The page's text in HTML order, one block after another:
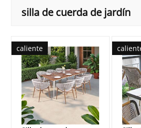
silla de cuerda de jardín
caliente